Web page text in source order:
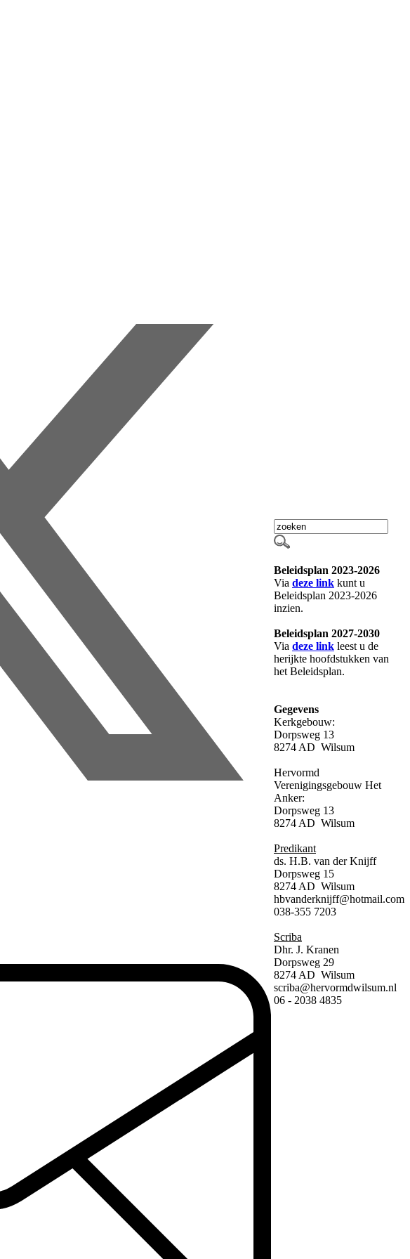
Beleidsplan 2023-2026
Via deze link kunt u
Beleidsplan 2023-2026
inzien.
Beleidsplan 2027-2030
Via deze link leest u de
herijkte hoofdstukken van
het Beleidsplan.
Gegevens
Kerkgebouw:
Dorpsweg 13
8274 AD Wilsum
Hervormd
Verenigingsgebouw Het
Anker:
Dorpsweg 13
8274 AD Wilsum
Predikant
ds. H.B. van der Knijff
Dorpsweg 15
8274 AD Wilsum
hbvanderknijff@hotmail.com
038-355 7203
Scriba
Dhr. J. Kranen
Dorpsweg 29
8274 AD Wilsum
scriba@hervormdwilsum.nl
06 - 2038 4835